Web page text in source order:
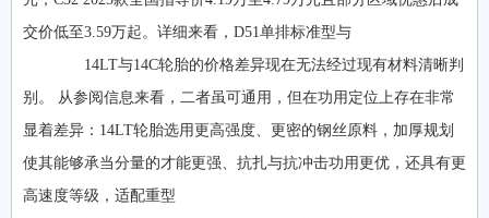
交价低至3.59万起。详细来看，D51单排标准型与
14LT与14C轮胎的价格差异现在无法经过现有材料清晰判
别。 从参阅信息来看，二者虽可通用，但在功用定位上存在非常
显着差异：14LT轮胎选用更高强度、更密的钢丝原料，加厚规划
使其能够承当分量的才能更强、抗扎与抗冲击功用更优，还具有更
高速度等级，适配重型